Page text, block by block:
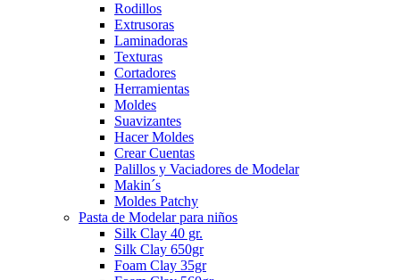
Rodillos
Extrusoras
Laminadoras
Texturas
Cortadores
Herramientas
Moldes
Suavizantes
Hacer Moldes
Crear Cuentas
Palillos y Vaciadores de Modelar
Makin´s
Moldes Patchy
Pasta de Modelar para niños
Silk Clay 40 gr.
Silk Clay 650gr
Foam Clay 35gr